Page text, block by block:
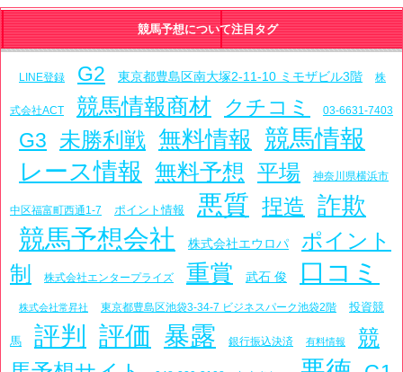
競馬予想について注目タグ
LINE登録 G2 東京都豊島区南大塚2-11-10 ミモザビル3階 株
式会社ACT 競馬情報商材 クチコミ 03-6631-7403
G3 未勝利戦 無料情報 競馬情報
レース情報
無料予想 平場 神奈川県横浜市
中区福富町西通1-7 ポイント情報 悪質 捏造 詐欺
競馬予想会社 株式会社エウロパ
ポイント
制
株式会社エンタープライズ 重賞 武石 俊 口コミ
株式会社常昇社 東京都豊島区池袋3-34-7 ビジネスパーク池袋2階 投資競
馬 評判 評価 暴露 銀行振込決済 有料情報
競